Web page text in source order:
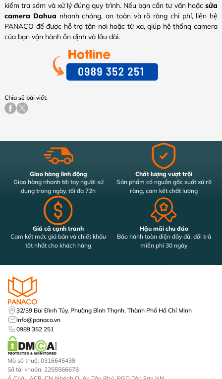
kiểm tra sớm và xử lý đúng quy trình. Nếu bạn cần tư vấn hoặc sửa
camera Dahua nhanh chóng, an toàn và rõ ràng chi phí, liên hệ
PANACO để được hỗ trợ tận nơi hoặc từ xa, giúp hệ thống camera
của bạn vận hành ổn định và lâu dài.
Chia sẻ bài viết:
Giao hàng linh động
Giao hàng nhanh tới tay người sử
dụng trong ngày, tối đa 72h
Chất lượng vượt trội
Sản phẩm có nguồn gốc xuất xứ rõ
ràng, cam kết chất lượng
Giá cả cạnh tranh
Cam kết mức giá bán và chiết khấu
tốt nhất cho khách hàng
Hậu mãi chu đáo
Bảo hành toàn diện đầy đủ, đổi trả
miễn phí 30 ngày
32/39 Bùi Đình Túy, Phường Bình Thạnh, Thành Phố Hồ Chí Minh
info@panaco.vn
0989 352 251
Mã số thuế: 0316645438
Số tài khoản: 2255566678